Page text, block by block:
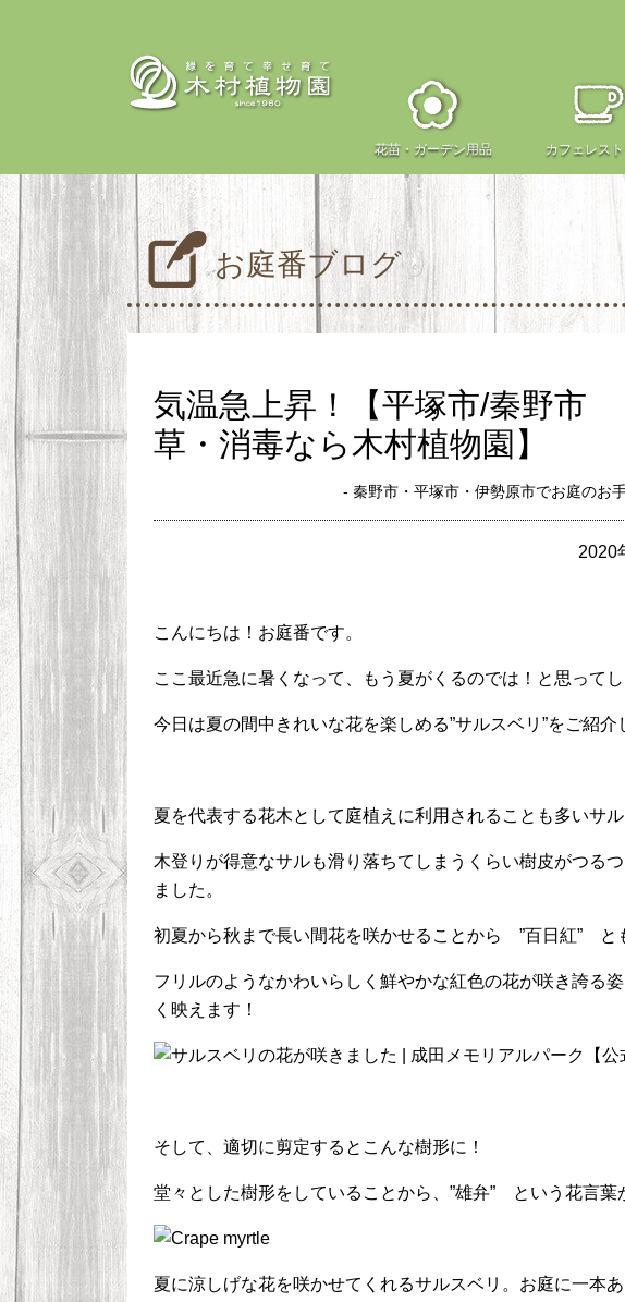
花苗・ ガーデン用品 カフェレス
お庭番ブログ
気温急上昇！【平塚市/秦野市
草・消毒なら木村植物園】
- 秦野市・平塚市・伊勢原市でお庭のお
2020
こんにちは！お庭番です。
ここ最近急に暑くなって、もう夏がくるのでは！と思って
今日は夏の間中きれいな花を楽しめる”サルスベリ”をご紹介
夏を代表する花木として庭植えに利用されることも多いサル
木登りが得意なサルも滑り落ちてしまうくらい樹皮がつる
ました。
初夏から秋まで長い間花を咲かせることから ”百日紅” と
フリルのようなかわいらしく鮮やかな紅色の花が咲き誇る
く映えます！
そして、適切に剪定するとこんな樹形に！
堂々とした樹形をしていることから、”雄弁” という花言葉
夏に涼しげな花を咲かせてくれるサルスベリ。お庭に一本